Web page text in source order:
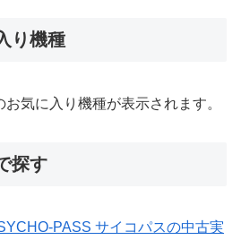
り機種
気に入り機種が表示されます。
探す
PASS サイコパスの中古実